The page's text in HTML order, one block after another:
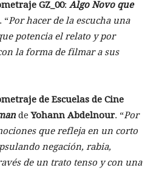
GZ_00: Algo Novo que
. “Por hacer de la escucha una
potencia el relato y por
la forma de filmar a sus
de Escuelas de Cine
deYohann Abdelnour. “Por
que refleja en un corto
negación, rabia,
de un trato tenso y con una